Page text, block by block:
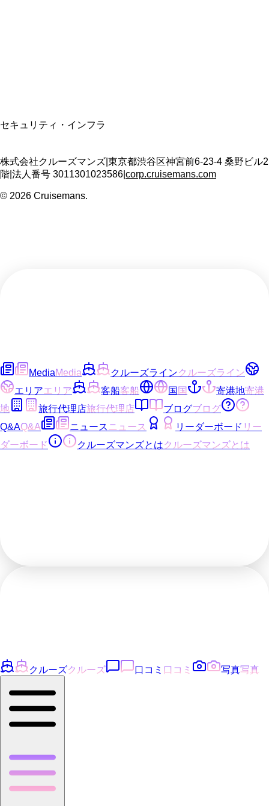
セキュリティ・インフラ
株式会社クルーズマンズ 東京都渋谷区神宮前6-23-4 桑野ビル2
階 法人番号 3011301023586 corp.cruisemans.com
© 2026 Cruisemans.
MediaMedia クルーズラインクルーズライン
エリアエリア 客船客船 国国 寄港地寄港
地
旅行代理店旅行代理店 ブログブログ
Q&AQ&A ニュース ニュース リーダーボード リー
ダーボード
クルーズマンズとはクルーズマンズとは
クルーズクルーズ 口コミ 口コミ 写真写真